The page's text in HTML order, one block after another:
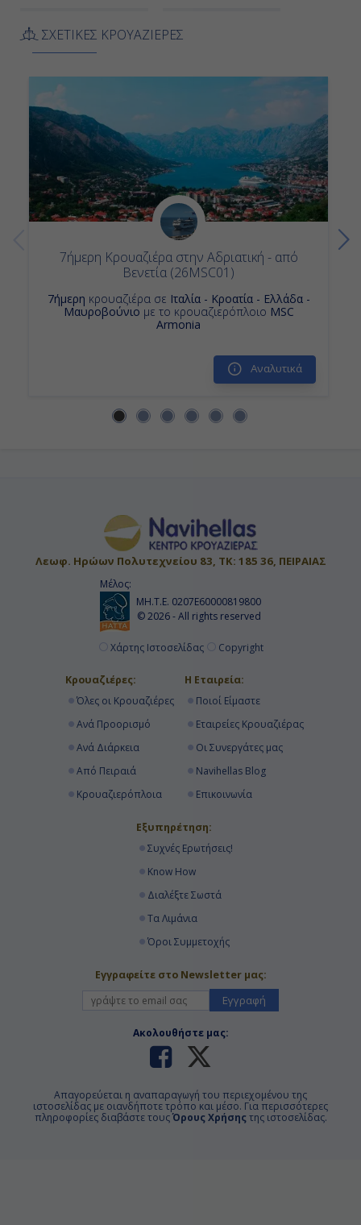
Κρουαζιερα MSC Cruises
ΣΧΕΤΙΚΕΣ ΚΡΟΥΑΖΙΕΡΕΣ
7ήμερη Κρουαζιέρα στην Αδριατική - από
Βενετία (26MSC01)
7ήμερη κρουαζιέρα σε Ιταλία - Κροατία - Ελλάδα -
Μαυροβούνιο με το κρουαζιερόπλοιο MSC
Armonia
Αναλυτικά
Λεωφ. Ηρώων Πολυτεχνείου 83, ΤΚ: 185 36, ΠΕΙΡΑΙΑΣ
Μέλος:
ΜΗ.Τ.Ε. 0207Ε60000819800
© 2026 - All rights reserved
Χάρτης Ιστοσελίδας Copyright
Κρουαζιέρες:
Όλες οι Κρουαζιέρες
Ανά Προορισμό
Ανά Διάρκεια
Από Πειραιά
Κρουαζιερόπλοια
Η Εταιρεία:
Ποιοί Είμαστε
Εταιρείες Κρουαζιέρας
Οι Συνεργάτες μας
Navihellas Blog
Επικοινωνία
Εξυπηρέτηση:
Συχνές Ερωτήσεις!
Know How
Διαλέξτε Σωστά
Τα Λιμάνια
Όροι Συμμετοχής
Εγγραφείτε στο Newsletter μας:
Εγγραφή
Ακολουθήστε μας:
Απαγορεύεται η αναπαραγωγή του περιεχομένου της
ιστοσελίδας με οιανδήποτε τρόπο και μέσο. Για περισσότερες
πληροφορίες διαβάστε τουςΌρους Χρήσης της ιστοσελίδας.